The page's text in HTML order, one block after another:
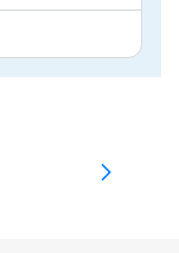
ao dia.